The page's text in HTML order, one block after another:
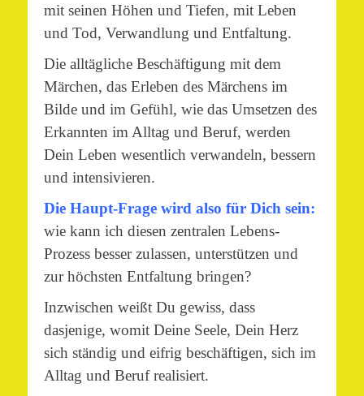
mit seinen Höhen und Tiefen, mit Leben
und Tod, Verwandlung und Entfaltung.
Die alltägliche Beschäftigung mit dem
Märchen, das Erleben des Märchens im
Bilde und im Gefühl, wie das Umsetzen des
Erkannten im Alltag und Beruf, werden
Dein Leben wesentlich verwandeln, bessern
und intensivieren.
Die Haupt-Frage wird also für Dich sein:
wie kann ich diesen zentralen Lebens-
Prozess besser zulassen, unterstützen und
zur höchsten Entfaltung bringen?
Inzwischen weißt Du gewiss, dass
dasjenige, womit Deine Seele, Dein Herz
sich ständig und eifrig beschäftigen, sich im
Alltag und Beruf realisiert.